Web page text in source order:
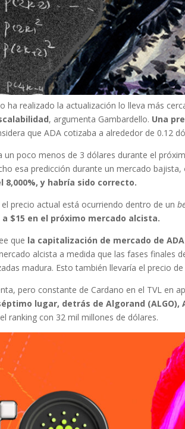
ha realizado la actualización lo lleva más
, argumenta Gambardello. Una
que ADA cotizaba a alrededor de 0.12
un poco menos de 3 dólares durante el
esa predicción durante un mercado bajista,
y habría sido correcto.
precio actual está ocurriendo dentro de un
$15 en el próximo mercado alcista.
que la capitalización de mercado de
alcista a medida que las fases finales
madura. Esto también llevaría el precio
pero constante de Cardano en el TVL en
lugar, detrás de Algorand (ALGO),
ranking con 32 mil millones de dólares.